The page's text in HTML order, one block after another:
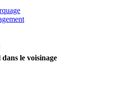
le voisinage